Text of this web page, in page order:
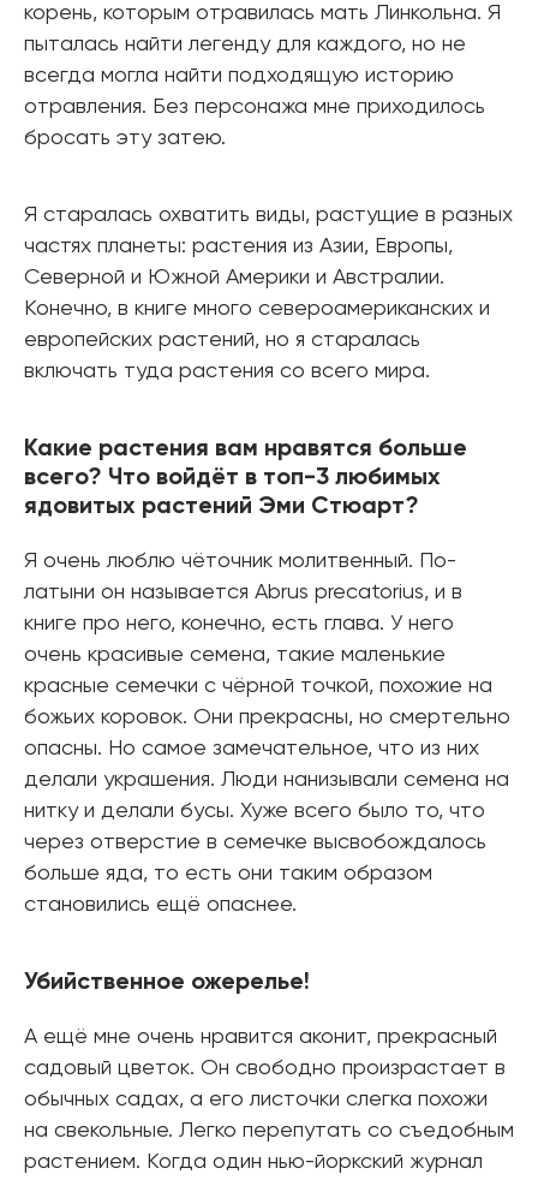
корень, которым отравилась мать Линкольна. Я
пыталась найти легенду для каждого, но не
всегда могла найти подходящую историю
отравления. Без персонажа мне приходилось
бросать эту затею.
Я старалась охватить виды, растущие в разных
частях планеты: растения из Азии, Европы,
Северной и Южной Америки и Австралии.
Конечно, в книге много североамериканских и
европейских растений, но я старалась
включать туда растения со всего мира.
Какие растения вам нравятся больше
всего? Что войдёт в топ-3 любимых
ядовитых растений Эми Стюарт?
Я очень люблю чёточник молитвенный. По-
латыни он называется Abrus precatorius, и в
книге про него, конечно, есть глава. У него
очень красивые семена, такие маленькие
красные семечки с чёрной точкой, похожие на
божьих коровок. Они прекрасны, но смертельно
опасны. Но самое замечательное, что из них
делали украшения. Люди нанизывали семена на
нитку и делали бусы. Хуже всего было то, что
через отверстие в семечке высвобождалось
больше яда, то есть они таким образом
становились ещё опаснее.
Убийственное ожерелье!
А ещё мне очень нравится аконит, прекрасный
садовый цветок. Он свободно произрастает в
обычных садах, а его листочки слегка похожи
на свекольные. Легко перепутать со съедобным
растением. Когда один нью-йоркский журнал